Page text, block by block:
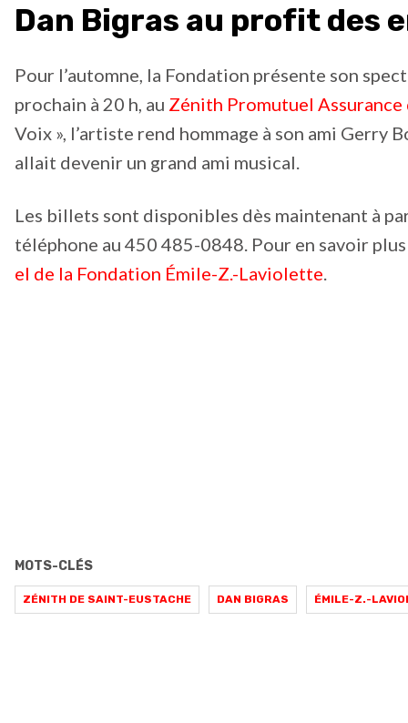
Dan Bigras au profit des
Pour l’automne, la Fondation présente son
prochain à 20 h, au Zénith Promutuel Assurance
Voix », l’artiste rend hommage à son ami Gerry
allait devenir un grand ami musical.
Les billets sont disponibles dès maintenant à
téléphone au 450 485-0848. Pour en savoir
el de la Fondation Émile-Z.-Laviolette
MOTS-CLÉS
ZÉNITH DE SAINT-EUSTACHE DAN BIGRAS ÉMILE-Z.-